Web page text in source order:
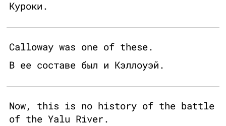
Куроки.
Calloway was one of these.
В ее составе был и Кэллоуэй.
Now, this is no history of the battle
of the Yalu River.